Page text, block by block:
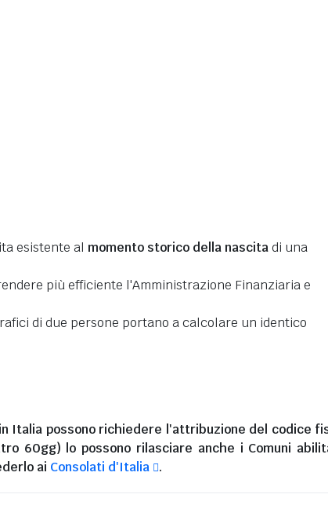
esistente al momento storico della nascitadi una
più efficiente l'Amministrazione Finanziaria e
di due persone portano a calcolare un identico
Italia possono richiedere l'attribuzione del codice
60gg) lo possono rilasciare anche i Comuni
ai Consolati d'Italia .